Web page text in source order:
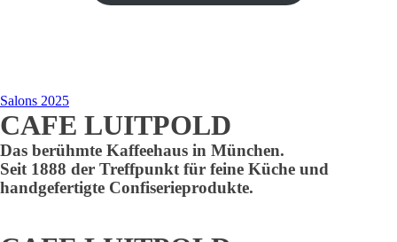
Salons 2025
CAFE LUITPOLD
Das berühmte Kaffeehaus in München.
Seit 1888 der Treffpunkt für feine Küche und
handgefertigte Confiserieprodukte.